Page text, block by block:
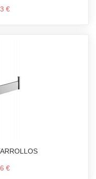
€
€